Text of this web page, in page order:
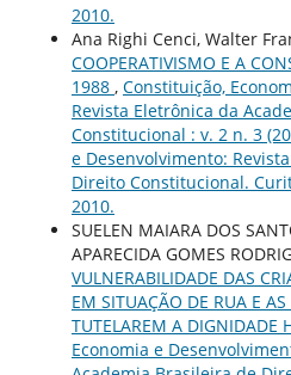
2010.
Ana Righi Cenci, Walter
COOPERATIVISMO E A
1988 , Constituição,
Revista Eletrônica da
Constitucional : v. 2 n. 3
e Desenvolvimento:
Direito Constitucional.
2010.
SUELEN MAIARA DOS
APARECIDA GOMES
VULNERABILIDADE DAS
EM SITUAÇÃO DE RUA E
TUTELAREM A DIGNIDADE
Economia e